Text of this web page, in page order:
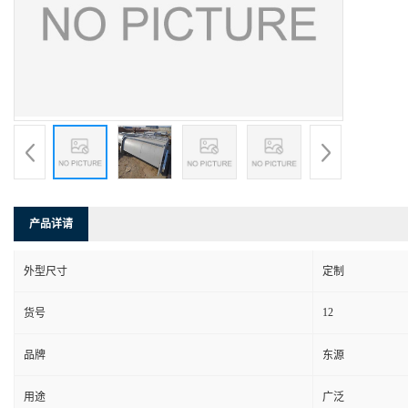
产品详请
外型尺寸 定制
货号 12
品牌 东源
用途 广泛